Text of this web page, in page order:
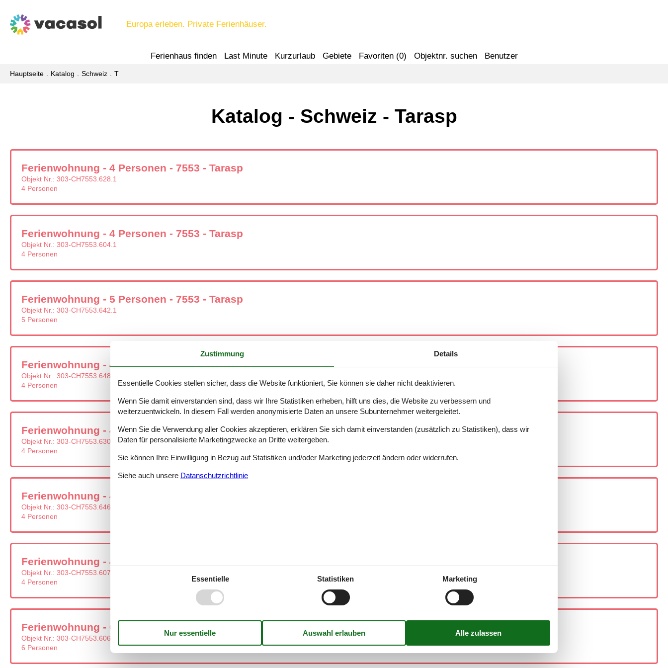
Europa erleben. Private Ferienhäuser.
Ferienhaus finden Last Minute Kurzurlaub Gebiete Favoriten (0) Objektnr. suchen Benutzer
Hauptseite Katalog Schweiz T
Katalog - Schweiz - Tarasp
Ferienwohnung - 4 Personen - 7553 - Tarasp
Objekt Nr.: 303-CH7553.628.1
4 Personen
Ferienwohnung - 4 Personen - 7553 - Tarasp
Objekt Nr.: 303-CH7553.604.1
4 Personen
Ferienwohnung - 5 Personen - 7553 - Tarasp
Objekt Nr.: 303-CH7553.642.1
5 Personen
Ferienwohnung - 4 Personen - 7553 - Tarasp
Objekt Nr.: 303-CH7553.648.1
4 Personen
Ferienwohnung - 4 Personen - 7553 - Tarasp
Objekt Nr.: 303-CH7553.630.1
4 Personen
Ferienwohnung - 4 Personen - 7553 - Tarasp
Objekt Nr.: 303-CH7553.646.1
4 Personen
Ferienwohnung - 4 Personen - 7553 - Tarasp
Objekt Nr.: 303-CH7553.607.1
4 Personen
Ferienwohnung - 6 Personen - 7553 - Tarasp
Objekt Nr.: 303-CH7553.606.1
6 Personen
Zustimmung Details
Essentielle Cookies stellen sicher, dass die Website funktioniert, Sie können sie daher nicht deaktivieren.
Wenn Sie damit einverstanden sind, dass wir Ihre Statistiken erheben, hilft uns dies, die Website zu verbessern und
weiterzuentwickeln. In diesem Fall werden anonymisierte Daten an unsere Subunternehmer weitergeleitet.
Wenn Sie die Verwendung aller Cookies akzeptieren, erklären Sie sich damit einverstanden (zusätzlich zu Statistiken), dass wir
Daten für personalisierte Marketingzwecke an Dritte weitergeben.
Sie können Ihre Einwilligung in Bezug auf Statistiken und/oder Marketing jederzeit ändern oder widerrufen.
Siehe auch unsere Datanschutzrichtlinie
Essentielle Statistiken Marketing